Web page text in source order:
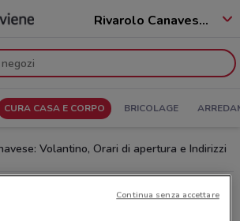
Rivarolo Canavese - 10086
CURA CASA E CORPO BRICOLAGE
Volantino, Orari di apertura e Indirizzi
volantino CZ StoreContinua senza accettare